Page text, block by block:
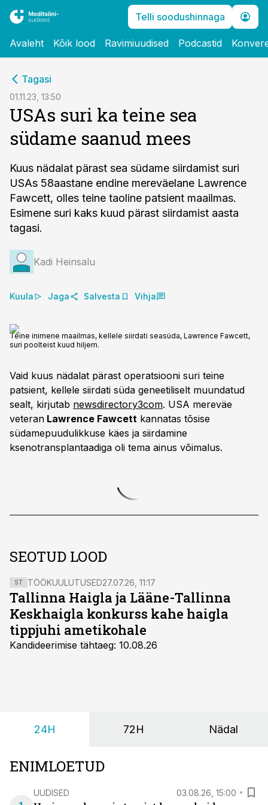
Telli soodushinnaga
Avaleht Kõik lood Ravimiuudised Podcastid
Tagasi
01.11.23, 13:50
USAs suri ka teine sea
südame saanud mees
Kuus nädalat pärast sea südame siirdamist suri
USAs 58aastane endine mereväelane Lawrence
Fawcett, olles teine taoline patsient maailmas.
Esimene suri kaks kuud pärast siirdamist aasta
tagasi.
Kadi Heinsalu
Kuula Jaga Salvesta Vihja
Teine inimene maailmas, kellele siirdati seasüda, Lawrence Fawcett,
suri poolteist kuud hiljem.
Vaid kuus nädalat pärast operatsiooni suri teine ​​
patsient, kellele siirdati süda geneetiliselt muundatud
sealt, kirjutab newsdirectory3com. USA mereväe
veteran Lawrence Fawcett kannatas tõsise
südamepuudulikkuse käes ja siirdamine
ksenotransplantaadiga oli tema ainus võimalus.
SEOTUD LOOD
ST TÖÖKUULUTUSED27.07.26, 11:17
Tallinna Haigla ja Lääne-Tallinna
Keskhaigla konkurss kahe haigla
tippjuhi ametikohale
Kandideerimise tähtaeg: 10.08.26
24H 72H Nädal
ENIMLOETUD
UUDISED 03.08.26, 15:00